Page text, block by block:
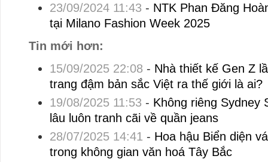
23/09/2024 11:43 - NTK Phan Đăng
tại Milano Fashion Week 2025
Tin mới hơn:
15/09/2025 22:08 - Nhà thiết kế Gen Z
trang đậm bản sắc Việt ra thế giới là ai?
19/08/2025 11:53 - Không riêng Sydney
lâu luôn tranh cãi về quần jeans
28/07/2025 14:41 - Hoa hậu Biển diện
trong không gian văn hoá Tây Bắc